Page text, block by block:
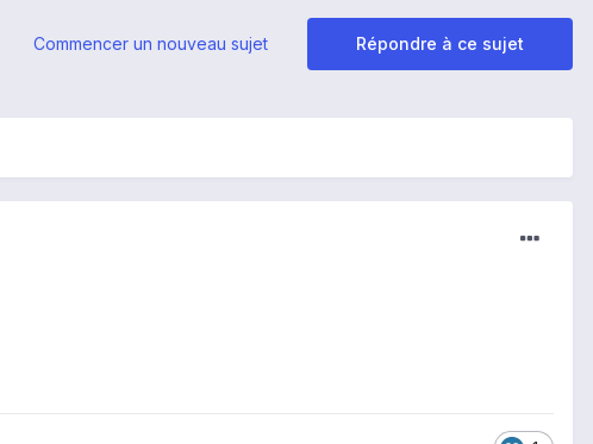
Répondre à ce sujet
Commencer un nouveau sujet